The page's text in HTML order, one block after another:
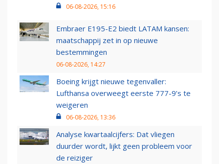
06-08-2026, 15:16
Embraer E195-E2 biedt LATAM kansen:
maatschappij zet in op nieuwe
bestemmingen
06-08-2026, 14:27
Boeing krijgt nieuwe tegenvaller:
Lufthansa overweegt eerste 777-9’s te
weigeren
06-08-2026, 13:36
Analyse kwartaalcijfers: Dat vliegen
duurder wordt, lijkt geen probleem voor
de reiziger